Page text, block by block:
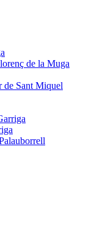
de la Muga
de Sant Miquel